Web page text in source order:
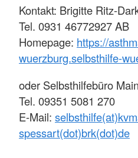
Kontakt: Brigitte Ritz-
Tel. 0931 46772927 AB
Homepage: https://
wuerzburg.selbsthilfe-
oder Selbsthilfebüro
Tel. 09351 5081 270
E-Mail:
spessart(dot)brk(dot)de